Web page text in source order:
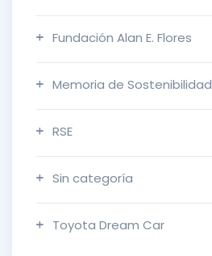
Fundación Alan E. Flores
Memoria de Sostenibilidad
RSE
Sin categoría
Toyota Dream Car